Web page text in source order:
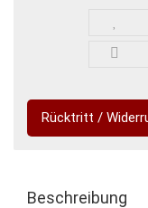
Rücktritt /
Beschreibung